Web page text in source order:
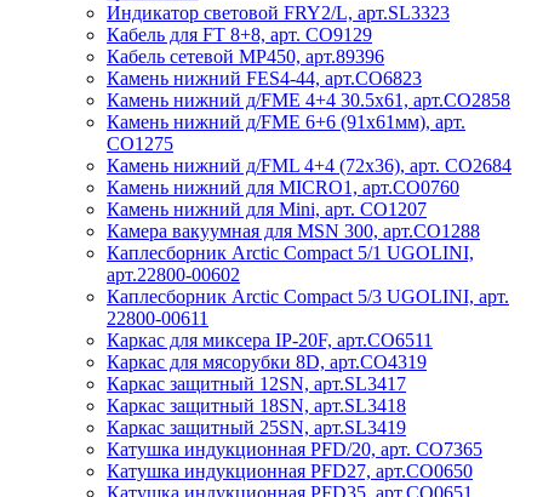
Индикатор световой FRY2/L, арт.SL3323
Кабель для FT 8+8, арт. CO9129
Кабель сетевой МР450, арт.89396
Камень нижний FES4-44, арт.CO6823
Камень нижний д/FME 4+4 30.5x61, арт.CO2858
Камень нижний д/FME 6+6 (91x61мм), арт.
CO1275
Камень нижний д/FML 4+4 (72х36), арт. CO2684
Камень нижний для MICRO1, арт.CO0760
Камень нижний для Mini, арт. CO1207
Камера вакуумная для MSN 300, арт.CO1288
Каплесборник Arctic Compact 5/1 UGOLINI,
арт.22800-00602
Каплесборник Arctic Compact 5/3 UGOLINI, арт.
22800-00611
Каркас для миксера IP-20F, арт.CO6511
Каркас для мясорубки 8D, арт.CO4319
Каркас защитный 12SN, арт.SL3417
Каркас защитный 18SN, арт.SL3418
Каркас защитный 25SN, арт.SL3419
Катушка индукционная PFD/20, арт. CO7365
Катушка индукционная PFD27, арт.CO0650
Катушка индукционная PFD35, арт.CO0651